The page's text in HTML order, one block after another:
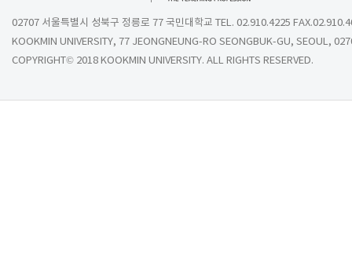
02707 서울특별시 성북구 정릉로 77 국민대학교 TEL. 02.910.4225
KOOKMIN UNIVERSITY, 77 JEONGNEUNG-RO SEONGBUK-GU, SEOUL,
COPYRIGHT© 2018 KOOKMIN UNIVERSITY. ALL RIGHTS RESERVED.